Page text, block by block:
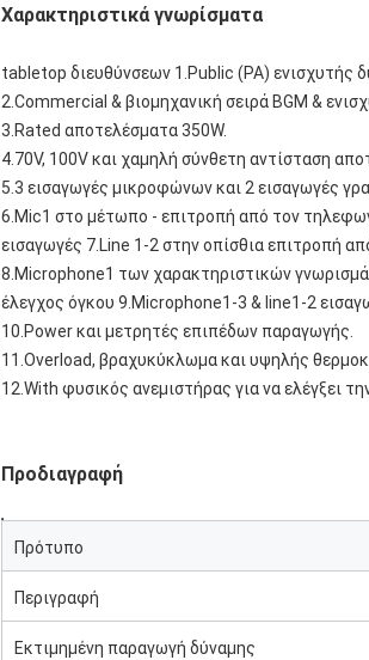
Χαρακτηριστικά γνωρίσματα
tabletop διευθύνσεων 1.Public (PA) ενισχυτής
2.Commercial & βιομηχανική σειρά BGM &
3.Rated αποτελέσματα 350W.
4.70V, 100V και χαμηλή σύνθετη αντίσταση
5.3 εισαγωγές μικροφώνων και 2 εισαγωγές
6.Mic1 στο μέτωπο - επιτροπή από τον
εισαγωγές 7.Line 1-2 στην οπίσθια επιτροπή
8.Microphone1 των χαρακτηριστικών
έλεγχος όγκου 9.Microphone1-3 & line1-2
10.Power και μετρητές επιπέδων παραγωγής.
11.Overload, βραχυκύκλωμα και υψηλής
12.With φυσικός ανεμιστήρας για να ελέγξει
Προδιαγραφή
Πρότυπο
Περιγραφή
Εκτιμημένη παραγωγή δύναμης